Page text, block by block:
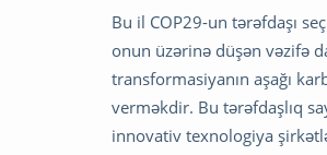
Bu il COP29-un tərəfdaşı
onun üzərinə düşən vəzifə
transformasiyanın aşağı
verməkdir. Bu tərəfdaşlıq
innovativ texnologiya